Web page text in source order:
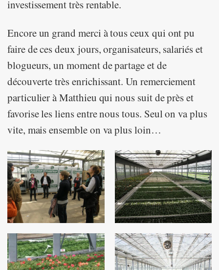
investissement très rentable.
Encore un grand merci à tous ceux qui ont pu
faire de ces deux jours, organisateurs, salariés et
blogueurs, un moment de partage et de
découverte très enrichissant. Un remerciement
particulier à Matthieu qui nous suit de près et
favorise les liens entre nous tous. Seul on va plus
vite, mais ensemble on va plus loin…